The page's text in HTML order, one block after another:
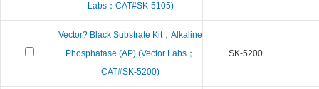
LGC Maine Standards Biolife
Abbexa AbD Serotec
Labs；CAT#SK-5105)
Vector? Black Substrate Kit，Alkaline
Phosphatase (AP) (Vector Labs；
CAT#SK-5200)
SK-5200